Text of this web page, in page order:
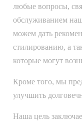
любые вопросы,
обслуживанием
можем дать
стилированию, а
которые могут
Кроме того, мы
улучшить
Наша цель